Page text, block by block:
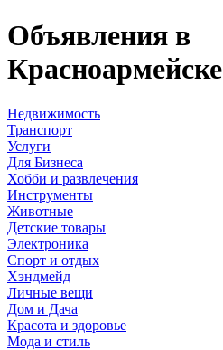
Объявления в
Красноармейске
Недвижимость
Транспорт
Услуги
Для Бизнеса
Хобби и развлечения
Инструменты
Животные
Детские товары
Электроника
Спорт и отдых
Хэндмейд
Личные вещи
Дом и Дача
Красота и здоровье
Мода и стиль